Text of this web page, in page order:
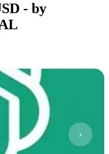
- by